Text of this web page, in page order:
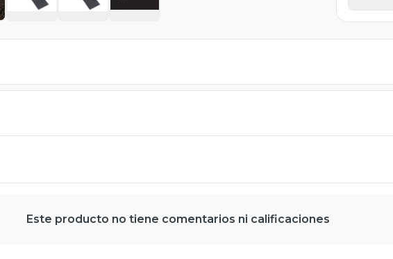
Este producto no tiene comentarios ni calificaciones